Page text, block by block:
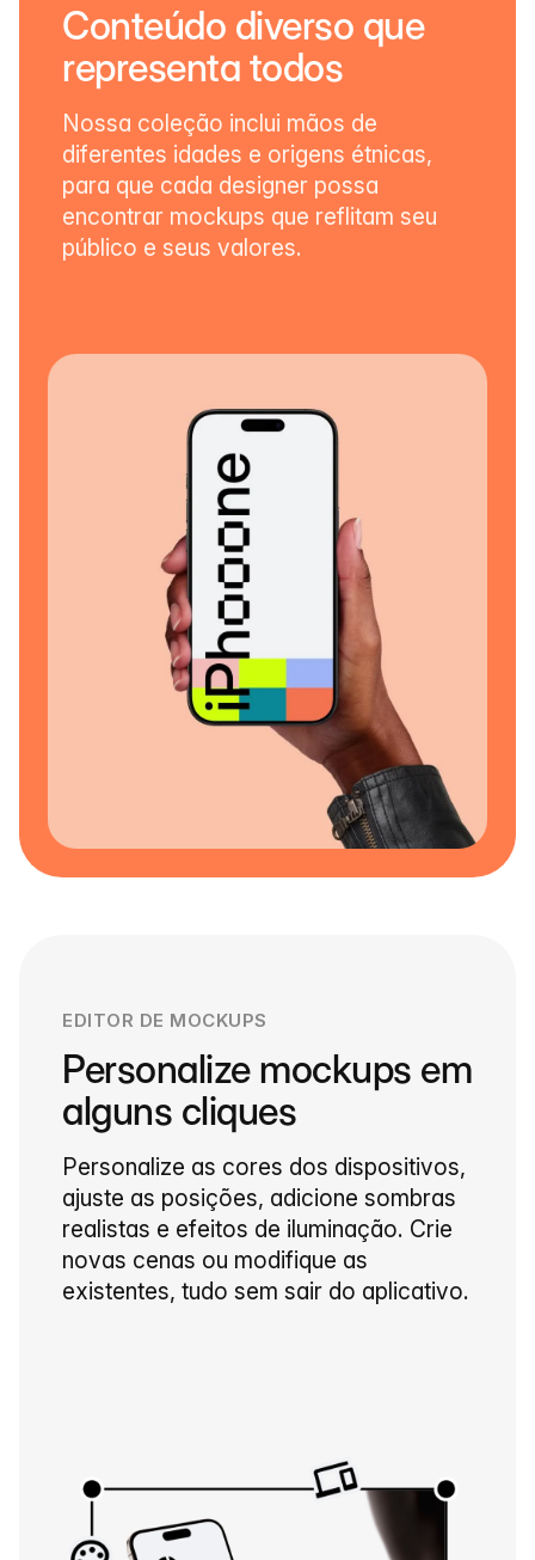
Conteúdo diverso que
representa todos
Nossa coleção inclui mãos de
diferentes idades e origens étnicas,
para que cada designer possa
encontrar mockups que reflitam seu
público e seus valores.
EDITOR DE MOCKUPS
Personalize mockups em
alguns cliques
Personalize as cores dos dispositivos,
ajuste as posições, adicione sombras
realistas e efeitos de iluminação. Crie
novas cenas ou modifique as
existentes, tudo sem sair do aplicativo.